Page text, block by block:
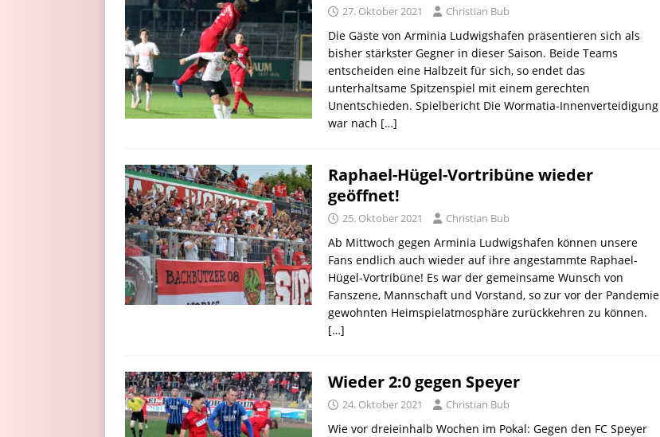
27. Oktober 2021 Christian Bub
Die Gäste von Arminia Ludwigshafen präsentieren sich als
bisher stärkster Gegner in dieser Saison. Beide Teams
entscheiden eine Halbzeit für sich, so endet das
unterhaltsame Spitzenspiel mit einem gerechten
Unentschieden. Spielbericht Die Wormatia-Innenverteidigung
war nach […]
Raphael-Hügel-Vortribüne wieder
geöffnet!
25. Oktober 2021 Christian Bub
Ab Mittwoch gegen Arminia Ludwigshafen können unsere
Fans endlich auch wieder auf ihre angestammte Raphael-
Hügel-Vortribüne! Es war der gemeinsame Wunsch von
Fanszene, Mannschaft und Vorstand, so zur vor der Pandemie
gewohnten Heimspielatmosphäre zurückkehren zu können.
[…]
Wieder 2:0 gegen Speyer
24. Oktober 2021 Christian Bub
Wie vor dreieinhalb Wochen im Pokal: Gegen den FC Speyer